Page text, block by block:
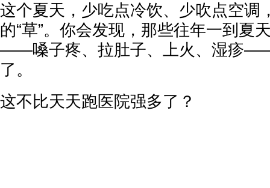
这个夏天，少吃点冷饮、少吹点空调
的“草”。你会发现，那些往年一到夏
——嗓子疼、拉肚子、上火、湿疹
了。
这不比天天跑医院强多了？